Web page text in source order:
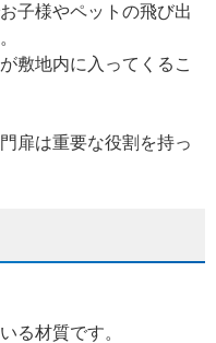
子様やペットの飛び出
敷地内に入ってくるこ
扉は重要な役割を持っ
る材質です。